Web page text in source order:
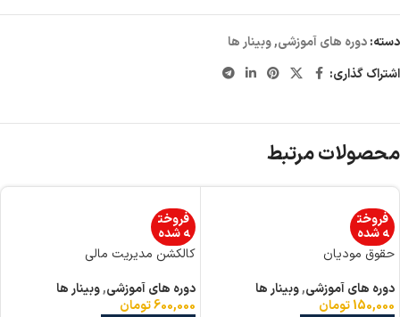
دسته:دوره های آموزشی,وبینار ها
اشتراک گذاری:
محصولات مرتبط
فروخت
ه شده
حقوق مودیان
دوره های آموزشی,وبینار ها
150,000تومان
فروخت
ه شده
کالکشن مدیریت مالی
دوره های آموزشی,وبینار ها
600,000تومان